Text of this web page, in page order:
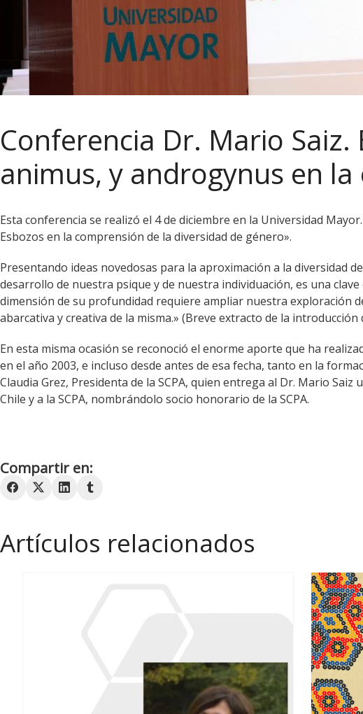
Conferencia Dr. Mario
animus, y androgynus en
Esta conferencia se realizó el 4 de diciembre en la Universidad
Esbozos en la comprensión de la diversidad de género».
Presentando ideas novedosas para la aproximación a la diversidad
desarrollo de nuestra psique y de nuestra individuación, es una
dimensión de su profundidad requiere ampliar nuestra exploración
abarcativa y creativa de la misma.» (Breve extracto de la introducción
En esta misma ocasión se reconoció el enorme aporte que ha
en el año 2003, e incluso desde antes de esa fecha, tanto en la
Claudia Grez, Presidenta de la SCPA, quien entrega al Dr. Mario
Chile y a la SCPA, nombrándolo socio honorario de la SCPA.
Compartir en:
Artículos relacionados